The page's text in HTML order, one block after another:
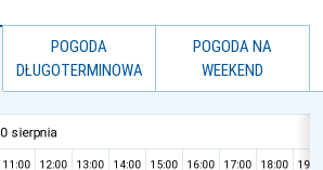
POGODA
DŁUGOTERMINOWA
POGODA NA
WEEKEND